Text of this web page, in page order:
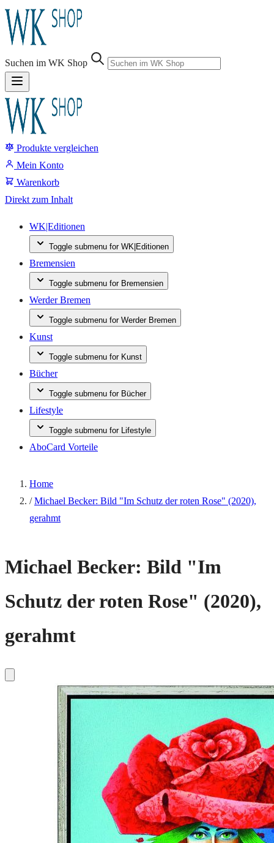
Navigation
Suchen im WK Shop
Produkte vergleichen
Suche
Mein Konto
Warenkorb
Direkt zum Inhalt
WK|Editionen
Toggle submenu for WK|Editionen
Bremensien
Toggle submenu for Bremensien
Werder Bremen
Toggle submenu for Werder Bremen
Kunst
Toggle submenu for Kunst
Bücher
Toggle submenu for Bücher
Lifestyle
Toggle submenu for Lifestyle
AboCard Vorteile
Home
/ Michael Becker: Bild "Im Schutz der roten Rose" (2020),
gerahmt
Michael Becker: Bild "Im
Schutz der roten Rose" (2020),
gerahmt